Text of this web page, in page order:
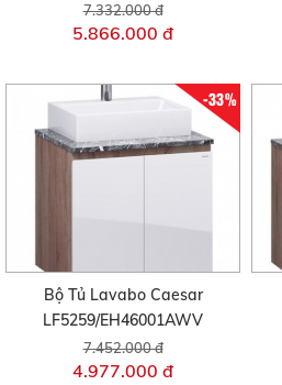
7.332.000 đ
5.866.000 đ
-33%
Bộ Tủ Lavabo Caesar
LF5259/EH46001AWV
7.452.000 đ
4.977.000 đ